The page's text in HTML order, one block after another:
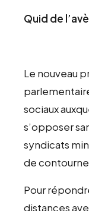
Quid de
Le nouveau
sociaux
s’opposer
syndicats
de
Pour
distances